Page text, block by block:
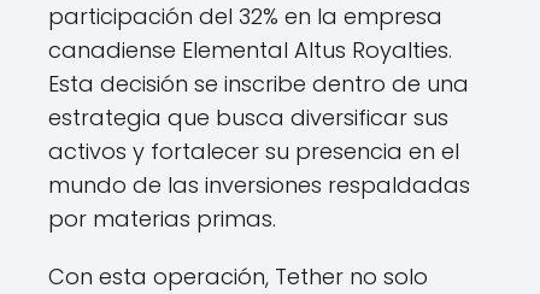
participación del 32% en la empresa
canadiense Elemental Altus Royalties.
Esta decisión se inscribe dentro de una
estrategia que busca diversificar sus
activos y fortalecer su presencia en el
mundo de las inversiones respaldadas
por materias primas.
Con esta operación, Tether no solo